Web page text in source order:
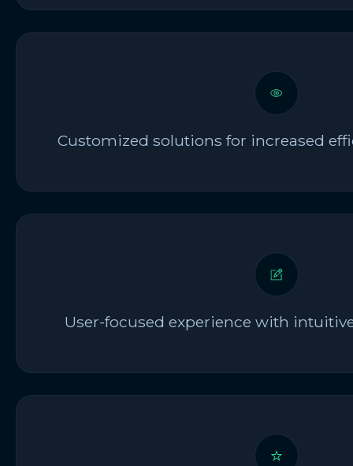
Customized solutions for increased
User-focused experience with